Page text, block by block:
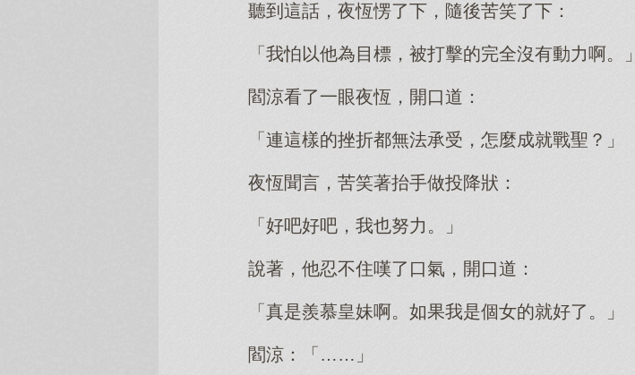
聽到這話，夜恆愣了下，隨後苦笑了下：
「我怕以他為目標，被打擊的完全沒有動力啊。」
閻涼看了一眼夜恆，開口道：
「連這樣的挫折都無法承受，怎麼成就戰聖？」
夜恆聞言，苦笑著抬手做投降狀：
「好吧好吧，我也努力。」
說著，他忍不住嘆了口氣，開口道：
「真是羨慕皇妹啊。如果我是個女的就好了。」
閻涼：「……」